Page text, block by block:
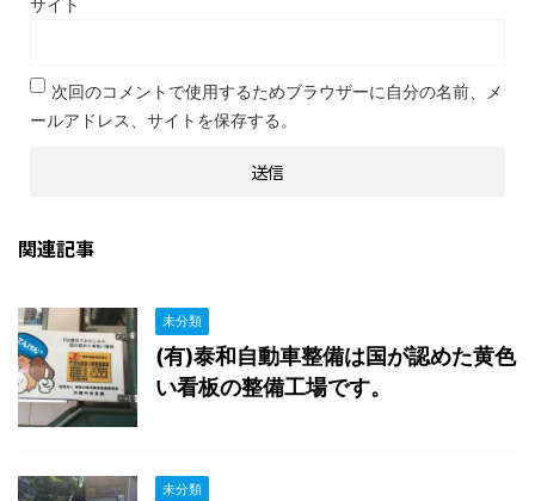
サイト
次回のコメントで使用するためブラウザーに自分の名前、メ
ールアドレス、サイトを保存する。
関連記事
未分類
(有)泰和自動車整備は国が認めた黄色
い看板の整備工場です。
未分類